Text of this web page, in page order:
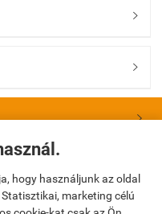
hogy használjunk az oldal
marketing célú


